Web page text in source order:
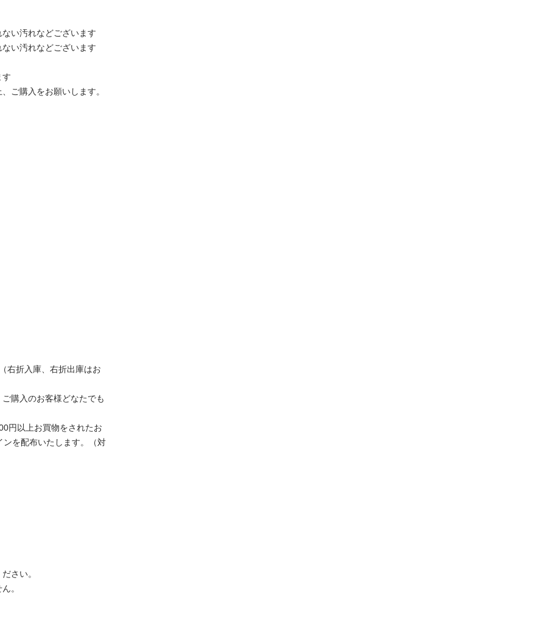
い汚れなどございます
い汚れなどございます
す
ご購入をお願いします。
右折入庫、右折出庫はお
購入のお客様どなたでも
円以上お買物をされたお
を配布いたします。（対
さい。
。